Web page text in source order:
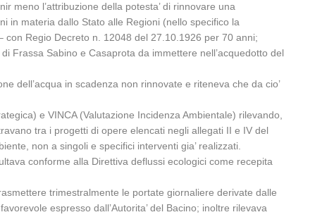
meno l’attribuzione della potesta’ di rinnovare una
in materia dallo Stato alle Regioni (nello specifico la
con Regio Decreto n. 12048 del 27.10.1926 per 70 anni;
Frassa Sabino e Casaprota da immettere nell’acquedotto del
dell’acqua in scadenza non rinnovate e riteneva che da cio’
e VINCA (Valutazione Incidenza Ambientale) rilevando,
tra i progetti di opere elencati negli allegati II e IV del
non a singoli e specifici interventi gia’ realizzati.
conforme alla Direttiva deflussi ecologici come recepita
trimestralmente le portate giornaliere derivate dalle
espresso dall’Autorita’ del Bacino; inoltre rilevava